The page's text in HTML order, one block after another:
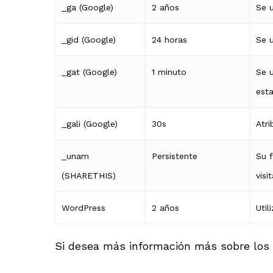
_ga (Google) 2 años Se
_gid (Google) 24 horas Se
_gat (Google) 1 minuto
Se
_gali (Google) 30s
_unam
(SHARETHIS)
Persistente
Su
WordPress 2 años
Si desea más información más sobre